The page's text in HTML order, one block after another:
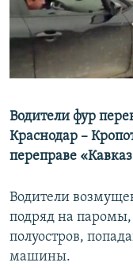
ПОБЕДИТЕЛЕЙ НЕ
КРЫМ.НЕПОКОРЕННЫЙ
ELIFBE
ПРИСОЕДИНЯЙТЕСЬ!
Все сайты RFE/
Водители фур
Краснодар –
переправе
Водители
подряд на
полуостров,
машины.